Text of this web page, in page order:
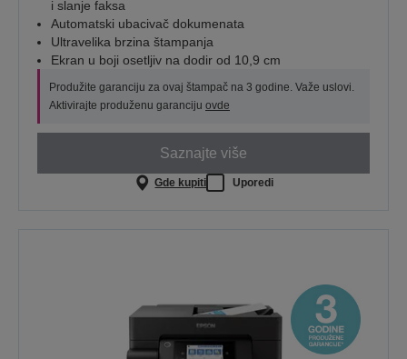
i slanje faksa
Automatski ubacivač dokumenata
Ultravelika brzina štampanja
Ekran u boji osetljiv na dodir od 10,9 cm
Produžite garanciju za ovaj štampač na 3 godine. Važe uslovi.
Aktivirajte produženu garanciju ovde
Saznajte više
Gde kupiti Uporedi